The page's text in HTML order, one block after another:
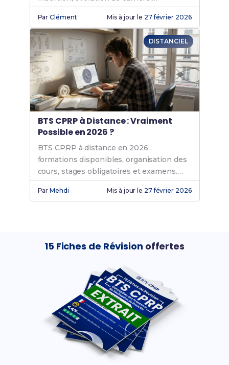
poursuites d'études… tout ce qu'il faut
savoir !
ParClément Mis à jour le 27 février 2026
DISTANCIEL
BTS CPRP à Distance : Vraiment
Possible en 2026 ?
BTS CPRP à distance en 2026 :
formations disponibles, organisation des
cours, stages obligatoires et examens.
Découvre si c'est fait pour toi !
ParMehdi Mis à jour le 27 février 2026
15 Fiches de Révision offertes